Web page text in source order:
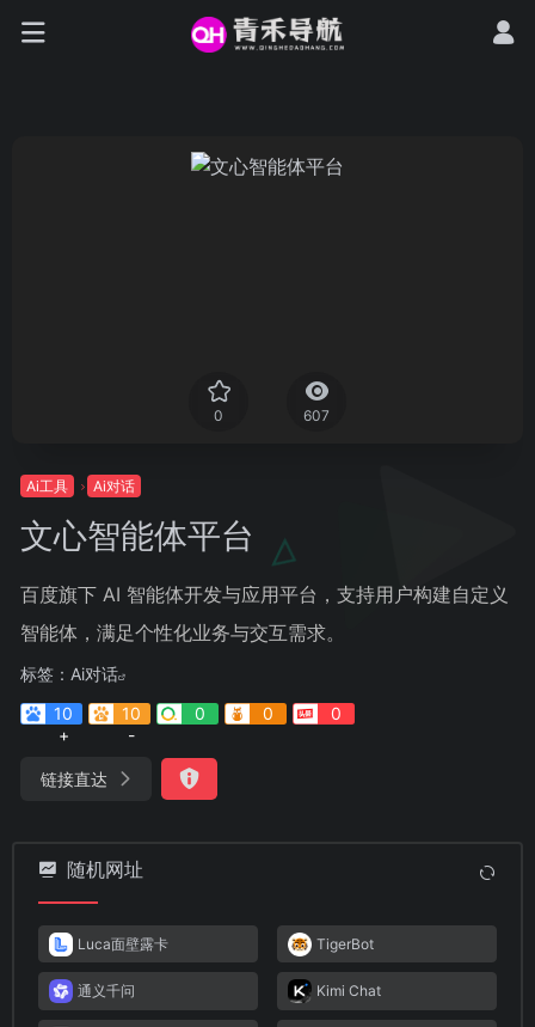
0 607
Ai工具 Ai对话
文心智能体平台
百度旗下 AI 智能体开发与应用平台，支持用户构建自定义
智能体，满足个性化业务与交互需求。
标签： Ai对话
10
+
10
-
0 0 0
链接直达
随机网址
Luca面壁露卡 TigerBot
通义千问 Kimi Chat